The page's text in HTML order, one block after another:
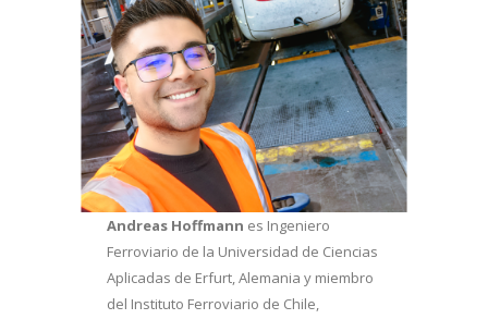
Andreas Hoffmann es Ingeniero
Ferroviario de la Universidad de Ciencias
Aplicadas de Erfurt, Alemania y miembro
del Instituto Ferroviario de Chile,